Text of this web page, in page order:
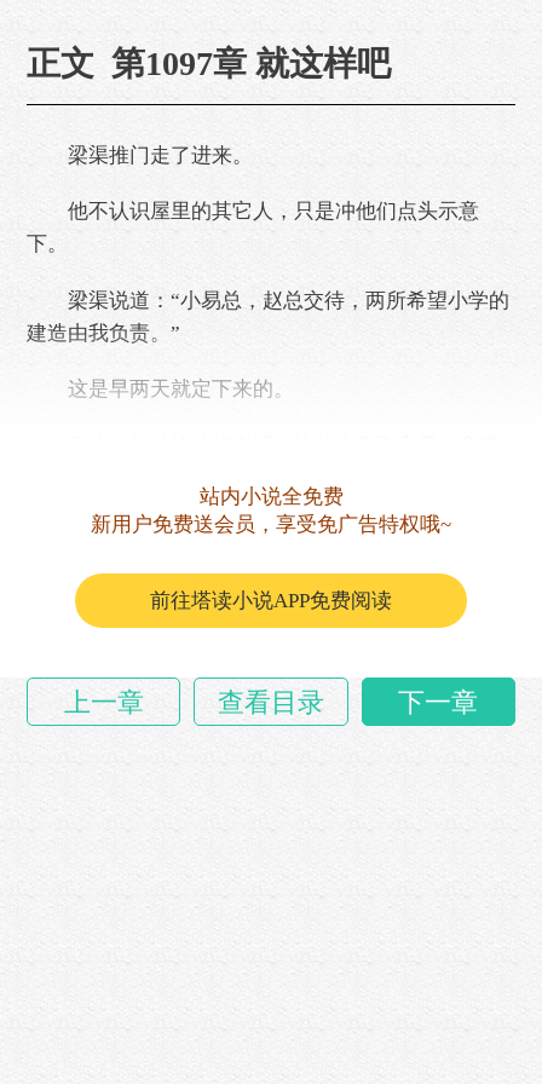
正文 第1097章 就这样吧
梁渠推门走了进来。
他不认识屋里的其它人，只是冲他们点头示意
下。
梁渠说道：“小易总，赵总交待，两所希望小学的
建造由我负责。”
这是早两天就定下来的。
“原来是梁经理负责啊。”
易飞从桌上拿起包烟扔给梁渠，“两所学校工期
紧、要求高……
站内小说全免费
新用户免费送会员，享受免广告特权哦~
前往塔读小说APP免费阅读
上一章 查看目录 下一章